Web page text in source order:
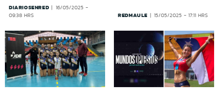
DIARIOSENRED
16/05/2025 -
09:38 HRS
REDMAULE 15/05/2025 - 17:11 HRS